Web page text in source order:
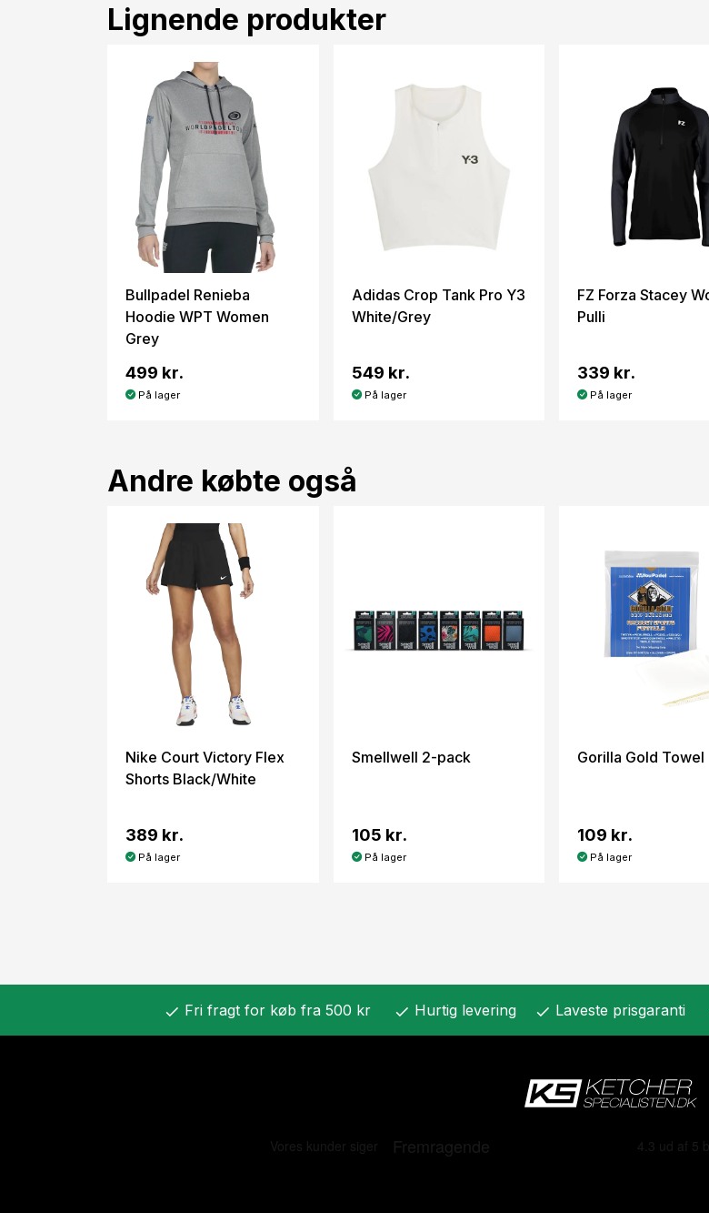
Lignende produkter
Bullpadel Renieba
Hoodie WPT Women
Grey
499 kr.
På lager
Adidas Crop Tank Pro Y3
White/Grey
549 kr.
På lager
FZ Forza Stacey
Pulli
339 kr.
På lager
Andre købte også
Nike Court Victory Flex
Shorts Black/White
389 kr.
På lager
Smellwell 2-pack
105 kr.
På lager
Gorilla Gold Towel
109 kr.
På lager
check Fri fragt for køb fra 500 kr check Hurtig levering check Laveste prisgaranti